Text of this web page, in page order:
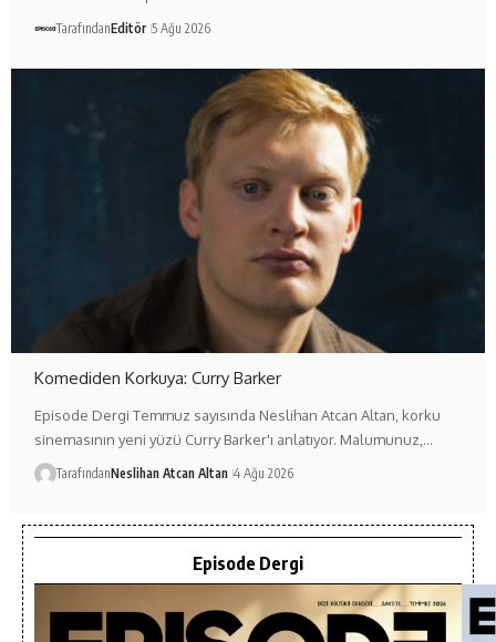
TarafındanEditör 5 Ağu 2026
Komediden Korkuya: Curry Barker
Episode Dergi Temmuz sayısında Neslihan Atcan Altan, korku
sinemasının yeni yüzü Curry Barker'ı anlatıyor. Malumunuz,…
TarafındanNeslihan Atcan Altan 4 Ağu 2026
Episode Dergi